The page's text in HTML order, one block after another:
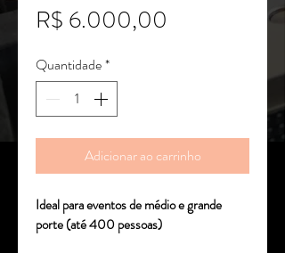
R$ 6.000,00
Quantidade*
Adicionar ao carrinho
Ideal para eventos de médio e grande
porte (até 400 pessoas)